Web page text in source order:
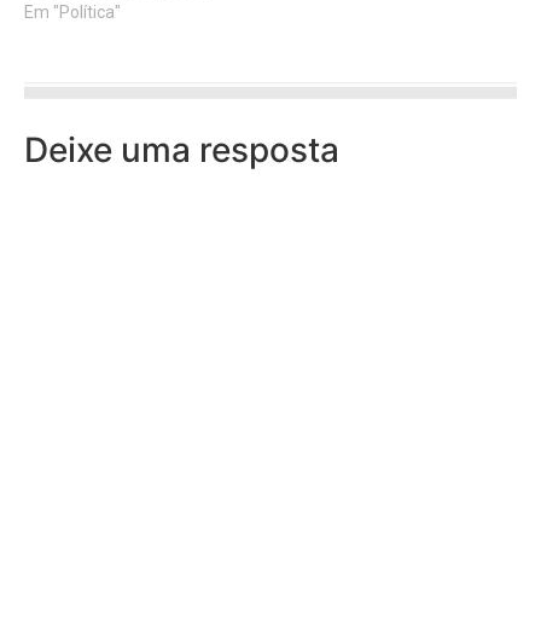
Em "Política"
Deixe uma resposta